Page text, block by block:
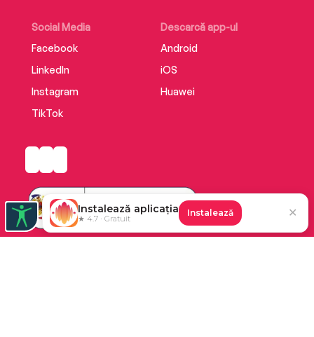
Social Media
Facebook
LinkedIn
Instagram
TikTok
Descarcă app-ul
Android
iOS
Huawei
Instalează aplicația
★ 4.7 · Gratuit
Instalează ✕